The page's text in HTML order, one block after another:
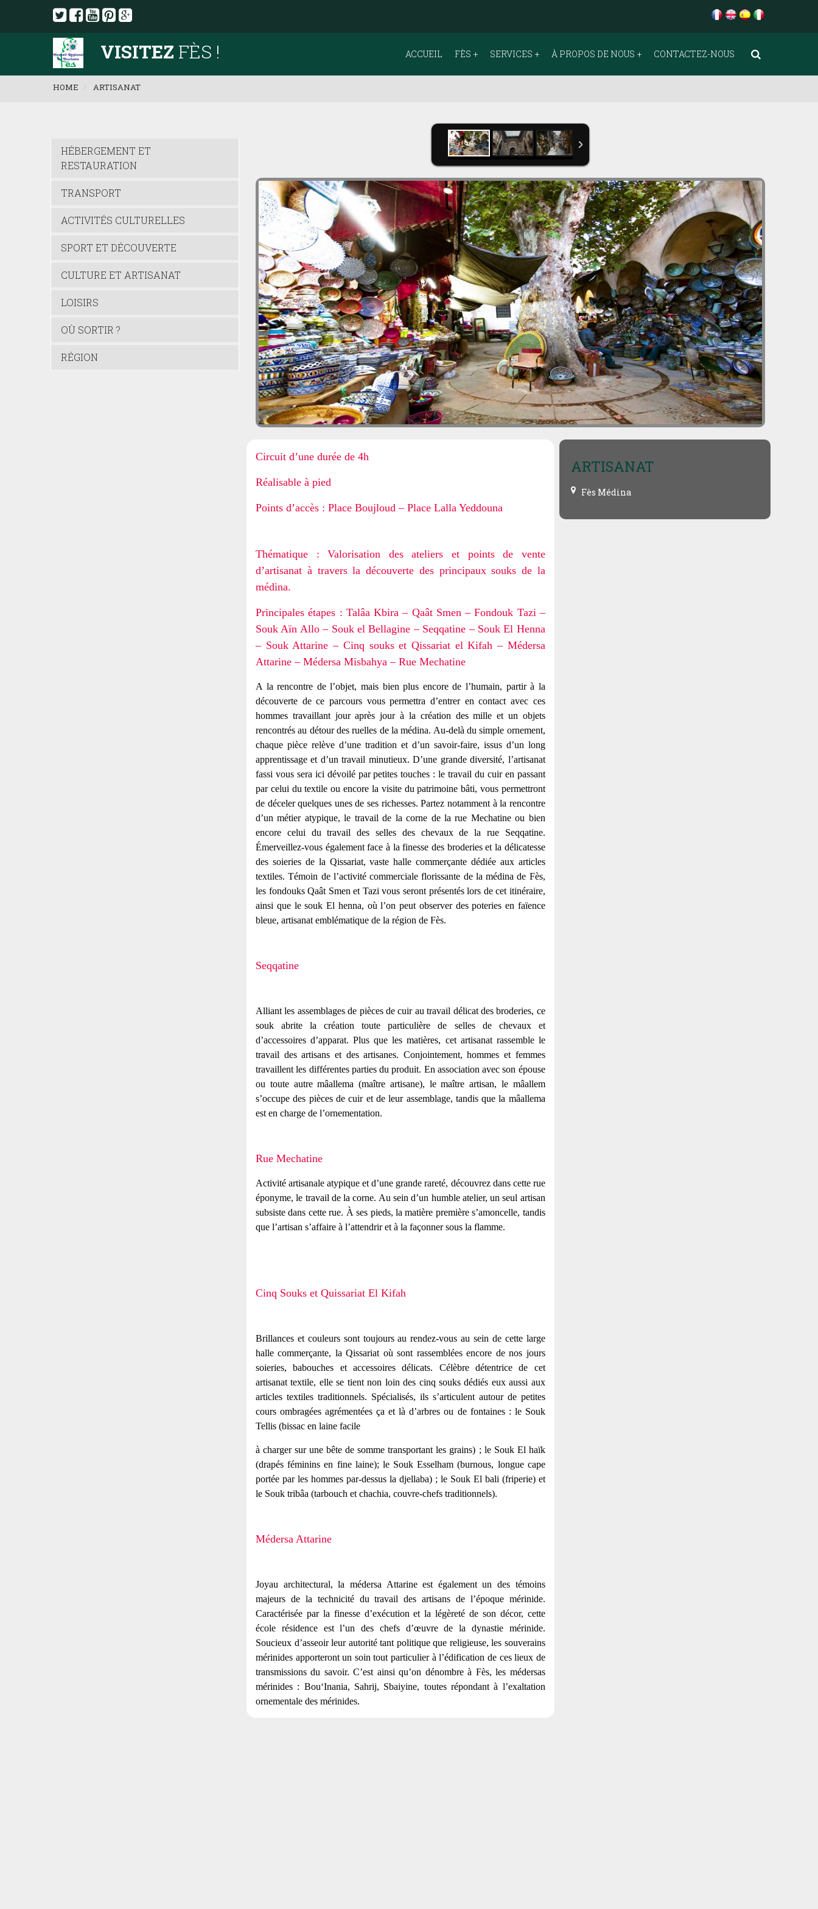
VISITEZ FÈS ! ACCUEIL FÈS SERVICES À PROPOS DE NOUS CONTACTEZ-NOUS
HOME ARTISANAT
Circuit d’une durée de 4h
Réalisable à pied
Points d’accès : Place Boujloud – Place Lalla Yeddouna
Thématique : Valorisation des ateliers et points de vente
d’artisanat à travers la découverte des principaux souks de la
médina.
Principales étapes : Talâa Kbira – Qaât Smen – Fondouk Tazi –
Souk Aïn Allo – Souk el Bellagine – Seqqatine – Souk El Henna
– Souk Attarine – Cinq souks et Qissariat el Kifah – Médersa
Attarine – Médersa Misbahya – Rue Mechatine
A la rencontre de l’objet, mais bien plus encore de l’humain, partir à la
découverte de ce parcours vous permettra d’entrer en contact avec ces
hommes travaillant jour après jour à la création des mille et un objets
rencontrés au détour des ruelles de la médina. Au-delà du simple ornement,
chaque pièce relève d’une tradition et d’un savoir-faire, issus d’un long
apprentissage et d’un travail minutieux. D’une grande diversité, l’artisanat
fassi vous sera ici dévoilé par petites touches : le travail du cuir en passant
par celui du textile ou encore la visite du patrimoine bâti, vous permettront
de déceler quelques unes de ses richesses. Partez notamment à la rencontre
d’un métier atypique, le travail de la corne de la rue Mechatine ou bien
encore celui du travail des selles des chevaux de la rue Seqqatine.
Émerveillez-vous également face à la finesse des broderies et la délicatesse
des soieries de la Qissariat, vaste halle commerçante dédiée aux articles
textiles. Témoin de l’activité commerciale florissante de la médina de Fès,
les fondouks Qaât Smen et Tazi vous seront présentés lors de cet itinéraire,
ainsi que le souk El henna, où l’on peut observer des poteries en faïence
bleue, artisanat emblématique de la région de Fès.
Seqqatine
Alliant les assemblages de pièces de cuir au travail délicat des broderies, ce
souk abrite la création toute particulière de selles de chevaux et
d’accessoires d’apparat. Plus que les matières, cet artisanat rassemble le
travail des artisans et des artisanes. Conjointement, hommes et femmes
travaillent les différentes parties du produit. En association avec son épouse
ou toute autre mâallema (maître artisane), le maître artisan, le mâallem
s’occupe des pièces de cuir et de leur assemblage, tandis que la mâallema
est en charge de l’ornementation.
Rue Mechatine
Activité artisanale atypique et d’une grande rareté, découvrez dans cette rue
éponyme, le travail de la corne. Au sein d’un humble atelier, un seul artisan
subsiste dans cette rue. À ses pieds, la matière première s’amoncelle, tandis
que l’artisan s’affaire à l’attendrir et à la façonner sous la flamme.
Cinq Souks et Quissariat El Kifah
Brillances et couleurs sont toujours au rendez-vous au sein de cette large
halle commerçante, la Qissariat où sont rassemblées encore de nos jours
soieries, babouches et accessoires délicats. Célèbre détentrice de cet
artisanat textile, elle se tient non loin des cinq souks dédiés eux aussi aux
articles textiles traditionnels. Spécialisés, ils s’articulent autour de petites
cours ombragées agrémentées ça et là d’arbres ou de fontaines : le Souk
Tellis (bissac en laine facile
à charger sur une bête de somme transportant les grains) ; le Souk El haïk
(drapés féminins en fine laine); le Souk Esselham (burnous, longue cape
portée par les hommes par-dessus la djellaba) ; le Souk El bali (friperie) et
le Souk tribâa (tarbouch et chachia, couvre-chefs traditionnels).
Médersa Attarine
Joyau architectural, la médersa Attarine est également un des témoins
majeurs de la technicité du travail des artisans de l’époque mérinide.
Caractérisée par la finesse d’exécution et la légèreté de son décor, cette
école résidence est l’un des chefs d’œuvre de la dynastie mérinide.
Soucieux d’asseoir leur autorité tant politique que religieuse, les souverains
mérinides apporteront un soin tout particulier à l’édification de ces lieux de
transmissions du savoir. C’est ainsi qu’on dénombre à Fès, les médersas
mérinides : Bou‘Inania, Sahrij, Sbaiyine, toutes répondant à l’exaltation
ornementale des mérinides.
ARTISANAT
Fès Médina
HÉBERGEMENT ET
RESTAURATION
TRANSPORT
ACTIVITÉS CULTURELLES
SPORT ET DÉCOUVERTE
CULTURE ET ARTISANAT
LOISIRS
OÙ SORTIR ?
RÉGION